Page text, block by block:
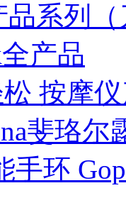
品系列
产品
按摩
斐珞
手环